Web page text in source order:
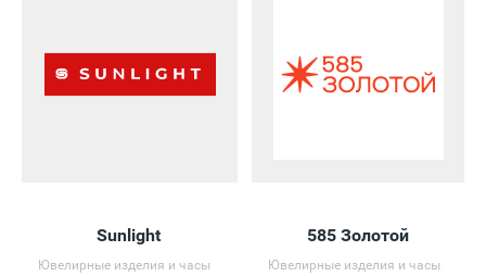
Sunlight
Ювелирные изделия и часы
585 Золотой
Ювелирные изделия и часы